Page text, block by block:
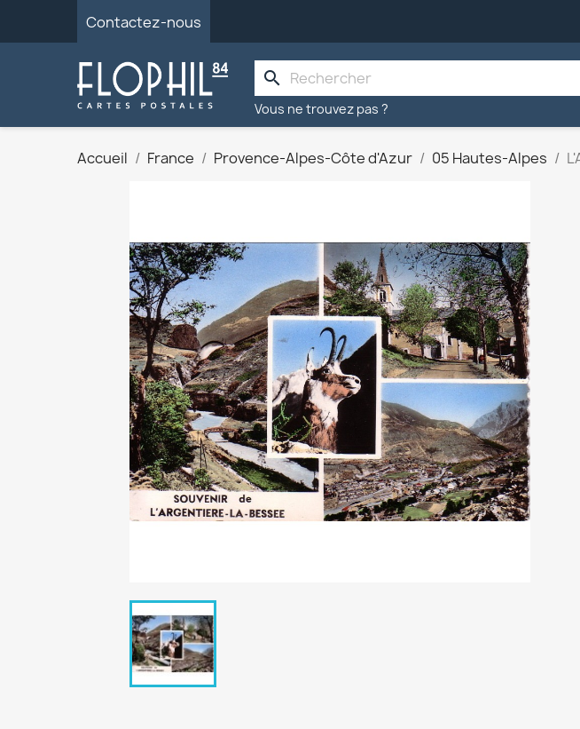
Contactez-nous
search
Vous ne trouvez pas ?
Accueil France Provence-Alpes-Côte d'Azur 05 Hautes-Alpes